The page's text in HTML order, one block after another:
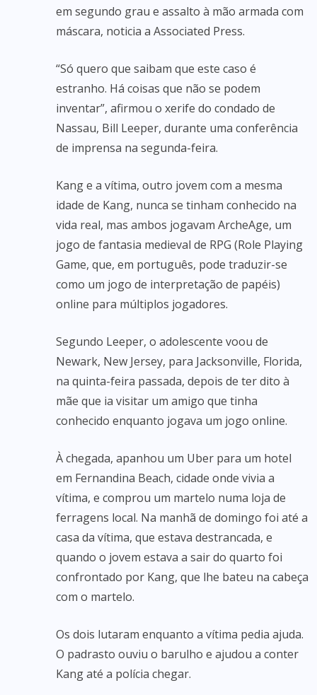
em segundo grau e assalto à mão armada com
máscara, noticia a Associated Press.
“Só quero que saibam que este caso é
estranho. Há coisas que não se podem
inventar”, afirmou o xerife do condado de
Nassau, Bill Leeper, durante uma conferência
de imprensa na segunda-feira.
Kang e a vítima, outro jovem com a mesma
idade de Kang, nunca se tinham conhecido na
vida real, mas ambos jogavam ArcheAge, um
jogo de fantasia medieval de RPG (Role Playing
Game, que, em português, pode traduzir-se
como um jogo de interpretação de papéis)
online para múltiplos jogadores.
Segundo Leeper, o adolescente voou de
Newark, New Jersey, para Jacksonville, Florida,
na quinta-feira passada, depois de ter dito à
mãe que ia visitar um amigo que tinha
conhecido enquanto jogava um jogo online.
À chegada, apanhou um Uber para um hotel
em Fernandina Beach, cidade onde vivia a
vítima, e comprou um martelo numa loja de
ferragens local. Na manhã de domingo foi até a
casa da vítima, que estava destrancada, e
quando o jovem estava a sair do quarto foi
confrontado por Kang, que lhe bateu na cabeça
com o martelo.
Os dois lutaram enquanto a vítima pedia ajuda.
O padrasto ouviu o barulho e ajudou a conter
Kang até a polícia chegar.